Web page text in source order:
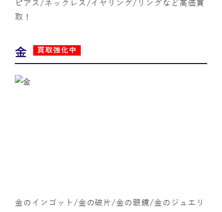
ピアス/ネックレス/イヤリング/リングなど高価買
取！
金 買取強化中
金のインゴット/金の破片/金の眼鏡/金のジュエリ